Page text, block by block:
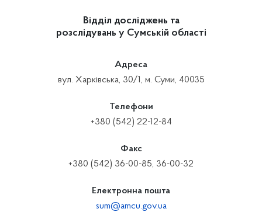
Відділ досліджень та
розслідувань у Сумській області
Адреса
вул. Харківська, 30/1, м. Суми, 40035
Телефони
+380 (542) 22-12-84
Факс
+380 (542) 36-00-85, 36-00-32
Електронна пошта
sum@amcu.gov.ua